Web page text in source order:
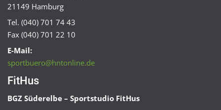
21149 Hamburg
Tel. (040) 701 74 43
Fax (040) 701 22 10
E-Mail:
sportbuero@hntonline.de
FitHus
BGZ Süderelbe – Sportstudio FitHus